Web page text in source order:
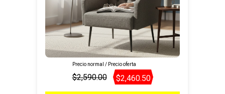
Precio normal / Precio oferta
$2,590.00 $2,460.50